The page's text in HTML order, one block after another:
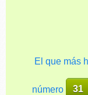
El que más
número 31